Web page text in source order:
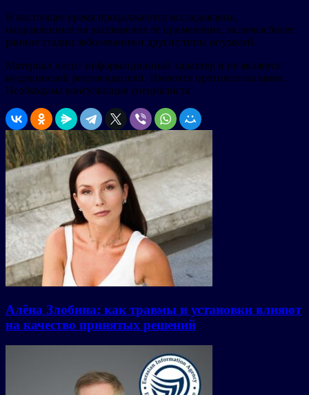
В настоящее время продолжаются исследования,
направленные на расширение её применения, включая более
ранние стадии заболевания и другие типы опухолей.
Материал носит информационный характер и не является
медицинской рекомендацией. Имеются противопоказания.
Необходима консультация специалиста.
Алёна Злобина: как травмы и установки влияют
на качество принятых решений